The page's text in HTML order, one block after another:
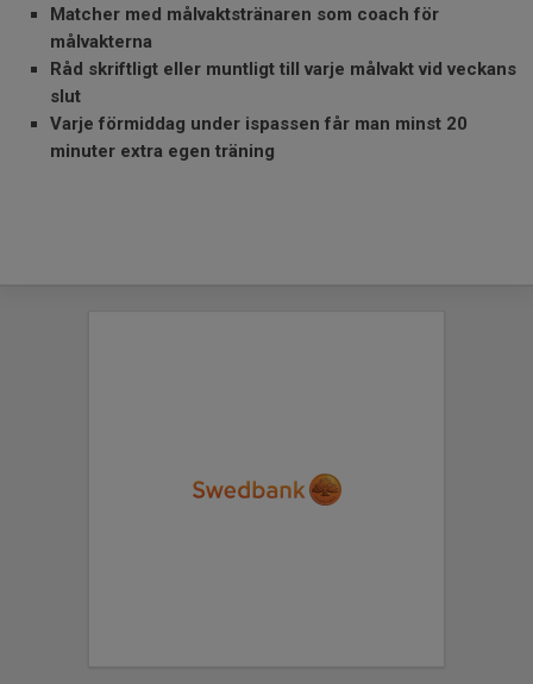
Matcher med målvaktstränaren som coach för
målvakterna
Råd skriftligt eller muntligt till varje målvakt vid veckans
slut
Varje förmiddag under ispassen får man minst 20
minuter extra egen träning